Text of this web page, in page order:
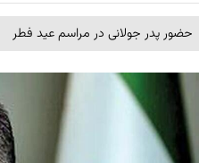
حضور پدر جولانی در مراسم عید فطر